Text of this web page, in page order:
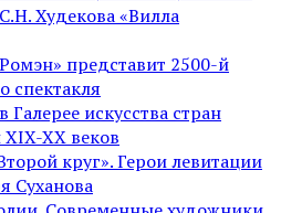
Худекова «Вилла
представит 2500-й
спектакля
Галерее искусства стран
XX веков
круг». Герои левитации
Суханова